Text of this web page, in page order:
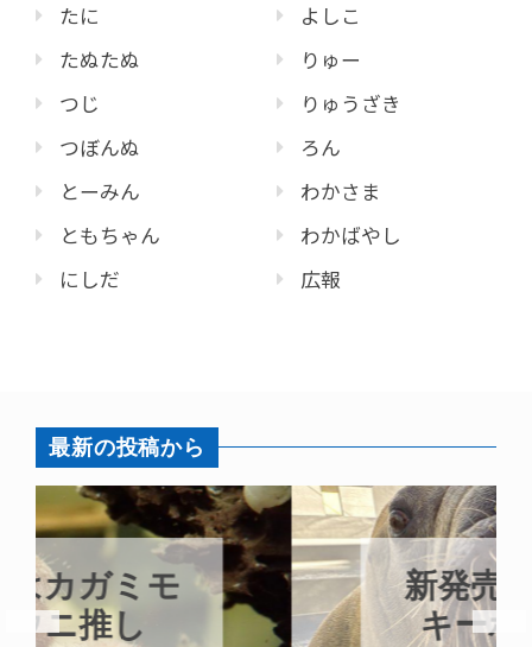
たに
たぬたぬ
つじ
つぼんぬ
とーみん
ともちゃん
にしだ
よしこ
りゅー
りゅうざき
ろん
わかさま
わかばやし
広報
最新の投稿から
新発売！いちこ
キーホルダー